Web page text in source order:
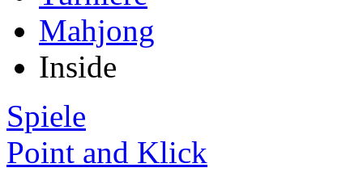
Mahjong
Inside
Spiele
Point and Klick